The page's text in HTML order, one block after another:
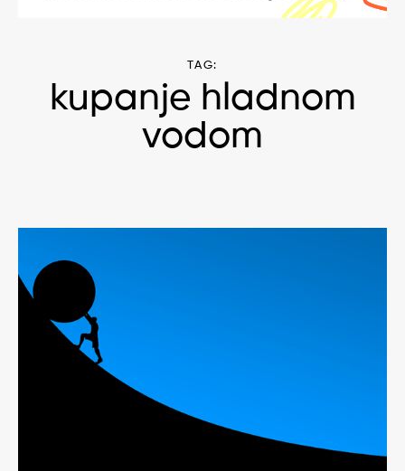
TAG:
kupanje hladnom
vodom